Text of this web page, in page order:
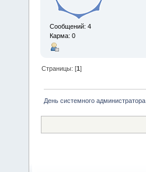
Сообщений: 4
Карма: 0
Страницы: [1]
День системного администратора